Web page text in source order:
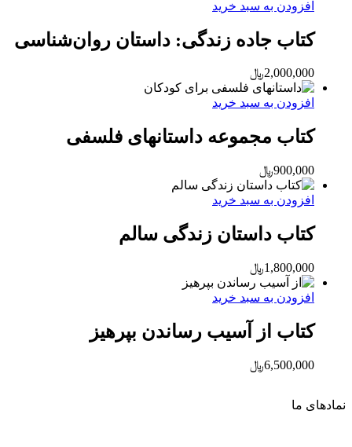
افزودن به سبد خرید
کتاب جاده زندگی: داستان روان‌شناسی
2,000,000﷼
افزودن به سبد خرید
کتاب مجموعه داستان‏های فلسفی
900,000﷼
افزودن به سبد خرید
کتاب داستان زندگی سالم
1,800,000﷼
افزودن به سبد خرید
کتاب از آسیب رساندن بپرهیز
6,500,000﷼
نماد‌های ما